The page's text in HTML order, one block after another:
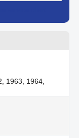
1963, 1964,